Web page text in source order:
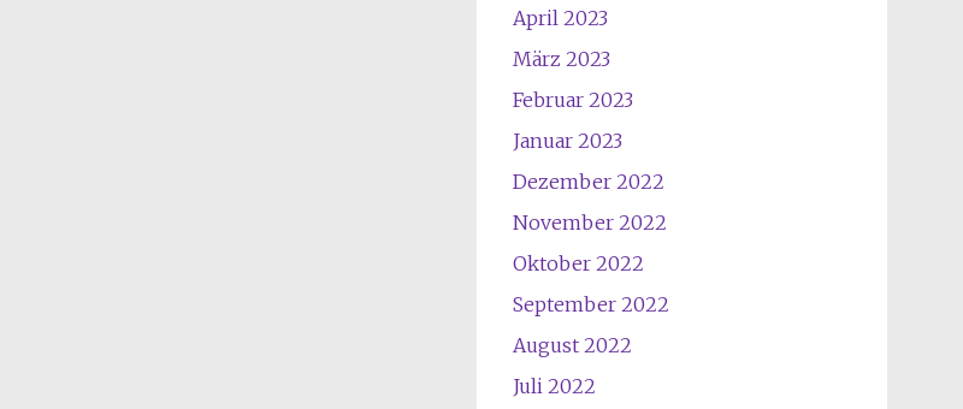
April 2023
März 2023
Februar 2023
Januar 2023
Dezember 2022
November 2022
Oktober 2022
September 2022
August 2022
Juli 2022